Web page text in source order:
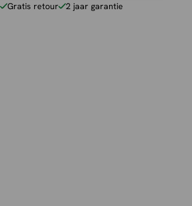
Gratis retour 2 jaar garantie